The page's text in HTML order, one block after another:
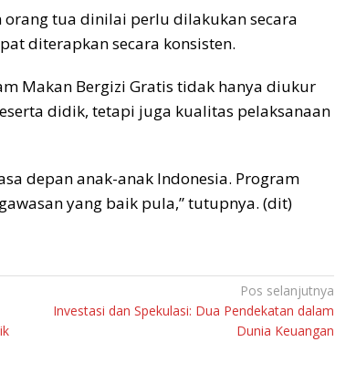
tua dinilai perlu dilakukan secara
diterapkan secara konsisten.
Makan Bergizi Gratis tidak hanya diukur
didik, tetapi juga kualitas pelaksanaan
depan anak-anak Indonesia. Program
yang baik pula,” tutupnya. (dit)
Pos selanjutnya
Investasi dan Spekulasi: Dua Pendekatan dalam
Dunia Keuangan